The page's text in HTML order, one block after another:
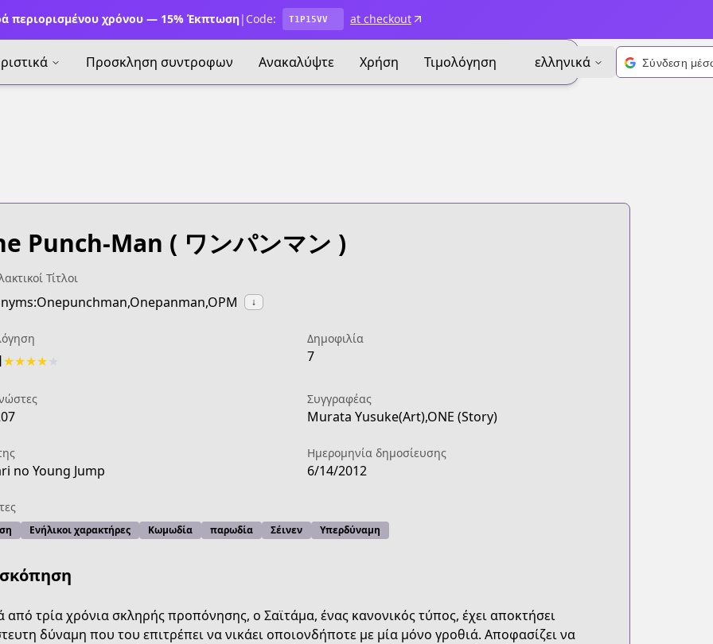
περιορισμένου χρόνου — 15% Έκπτωση| Code: T1P15VV at checkout
Προσκληση συντροφων Ανακαλύψτε Χρήση Τιμολόγηση ελληνικά
Punch-Man ( ワンパンマン )
Τίτλοι
↓
★★★★
Δημοφιλία
7
Συγγραφέας
Murata Yusuke(Art),ONE (Story)
no Young Jump
Ημερομηνία δημοσίευσης
6/14/2012
Ενήλικοι χαρακτήρες Κωμωδία παρωδία Σέινεν Υπερδύναμη
από τρία χρόνια σκληρής προπόνησης, ο Σαϊτάμα, ένας κανονικός τύπος, έχει αποκτήσει
δύναμη που του επιτρέπει να νικάει οποιονδήποτε με μία μόνο γροθιά. Αποφασίζει να